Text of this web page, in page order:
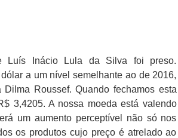
Luís Inácio Lula da Silva foi preso.
a um nível semelhante ao de 2016,
Roussef. Quando fechamos esta
3,4205. A nossa moeda está valendo
um aumento perceptível não só nos
os produtos cujo preço é atrelado ao